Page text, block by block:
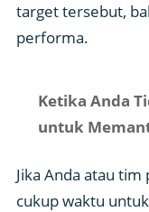
target tersebut,
performa.
Ketika Anda
untuk
Jika Anda atau
cukup waktu